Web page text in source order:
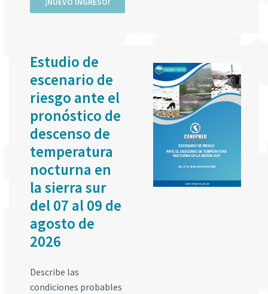
Estudio de
escenario de
riesgo ante el
pronóstico de
descenso de
temperatura
nocturna en
la sierra sur
del 07 al 09 de
agosto de
2026
Describe las
condiciones probables